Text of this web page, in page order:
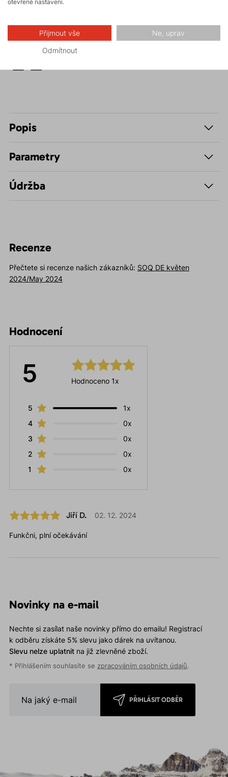
Volnočasové –
Popis
Parametry
Údržba
Recenze
Přečtete si recenze našich zákazníků: SOQ DE květen
2024/May 2024
Hodnocení
5 Hodnoceno 1x
5
1x
4
0x
3
0x
2
0x
1
0x
Jiří D. 02. 12. 2024
Funkčni, plní očekávání
Novinky na e-mail
Nechte si zasílat naše novinky přímo do emailu! Registrací
k odběru získáte 5% slevu jako dárek na uvítanou.
Slevu nelze uplatnitna již zlevněné zboží.
* Přihlášením souhlasíte se zpracováním osobních údajů.
PŘIHLÁSIT ODBĚR
otevřené nastavení.
Přijmout vše Ne, uprav
Odmítnout